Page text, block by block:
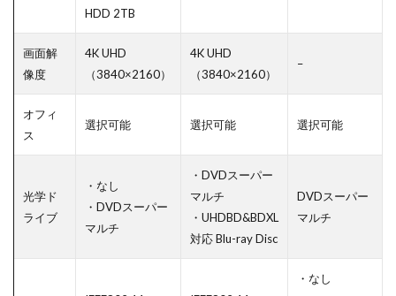
HDD 2TB
画面解
像度
4K UHD
（3840×2160）
4K UHD
（3840×2160）
–
オフィ
ス
選択可能 選択可能 選択可能
光学ド
ライブ
・なし
・DVDスーパー
マルチ
・DVDスーパー
マルチ
・UHDBD&BDXL
対応 Blu-ray Disc
DVDスーパー
マルチ
・なし